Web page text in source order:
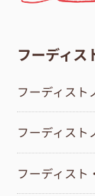
フーディス
フーディスト
フーディスト
フーディスト